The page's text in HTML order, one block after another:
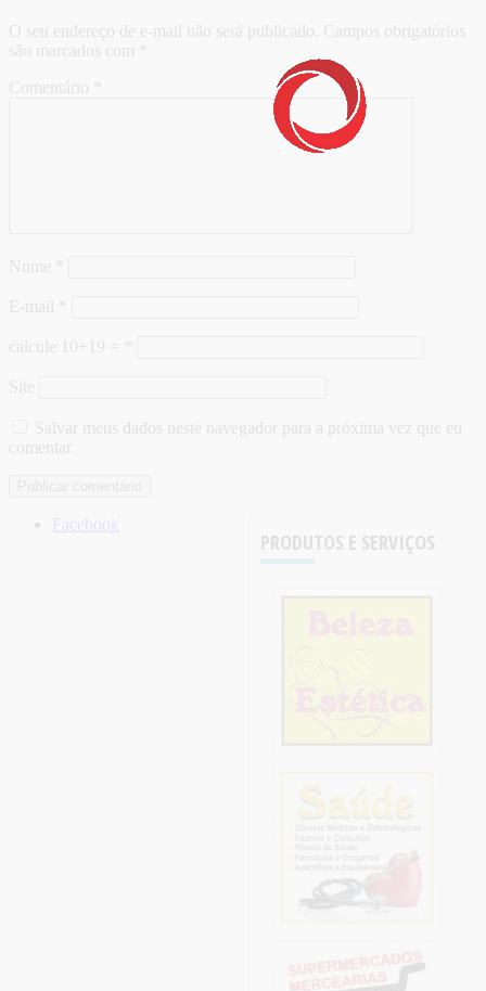
O seu endereço de e-mail não será publicado. Campos obrigatórios
são marcados com
Comentário
Nome
E-mail
calcule 10+19 =
Site
Salvar meus dados neste navegador para a próxima vez que eu
comentar.
PRODUTOS E SERVIÇOS
Facebook